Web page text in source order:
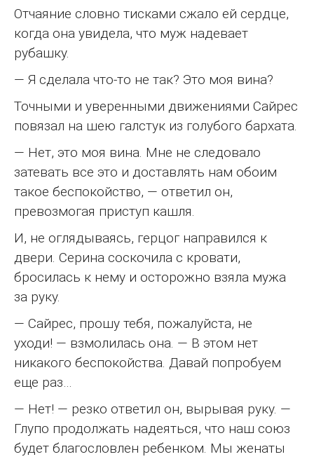
Отчаяние словно тисками сжало ей сердце,
когда она увидела, что муж надевает
рубашку.
— Я сделала что-то не так? Это моя вина?
Точными и уверенными движениями Сайрес
повязал на шею галстук из голубого бархата.
— Нет, это моя вина. Мне не следовало
затевать все это и доставлять нам обоим
такое беспокойство, — ответил он,
превозмогая приступ кашля.
И, не оглядываясь, герцог направился к
двери. Серина соскочила с кровати,
бросилась к нему и осторожно взяла мужа
за руку.
— Сайрес, прошу тебя, пожалуйста, не
уходи! — взмолилась она. — В этом нет
никакого беспокойства. Давай попробуем
еще раз…
— Нет! — резко ответил он, вырывая руку. —
Глупо продолжать надеяться, что наш союз
будет благословлен ребенком. Мы женаты